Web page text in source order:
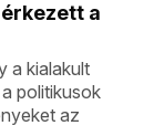
a
a kialakult
politikusok
az